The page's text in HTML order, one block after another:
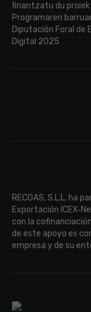
finantzatu du
Programaren
Diputación Foral de
Digital 2025
RECGAS, S.L.L. ha
Exportación
con la
de este apoyo es
empresa y de su